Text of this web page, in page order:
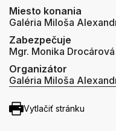
Miesto konania
Galéria Miloša
Zabezpečuje
Mgr. Monika Drocárová
Organizátor
Galéria Miloša
Vytlačiť stránku